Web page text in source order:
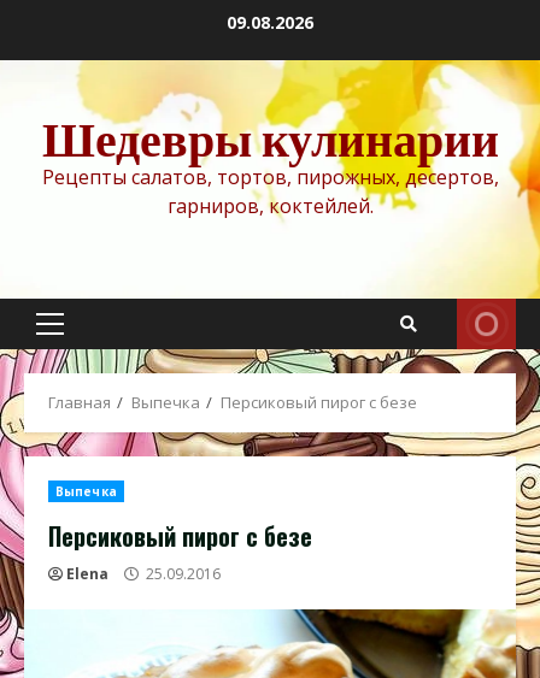
содержимому
09.08.2026
Шедевры кулинарии
Рецепты салатов, тортов, пирожных, десертов,
гарниров, коктейлей.
Основное
меню
Главная Выпечка Персиковый пирог с безе
Выпечка
Персиковый пирог с безе
Elena 25.09.2016